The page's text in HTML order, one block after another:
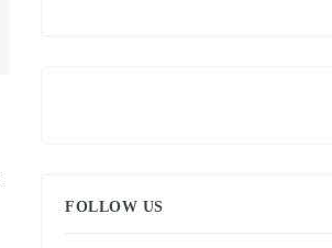
FOLLOW US